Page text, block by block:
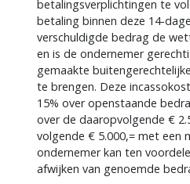
betalingsverplichtingen te
betaling binnen deze 14-
verschuldigde bedrag de
en is de ondernemer
gemaakte
te brengen. Deze
15% over openstaande
over de daaropvolgende €
volgende € 5.000,= met een
ondernemer kan ten
afwijken van genoemde